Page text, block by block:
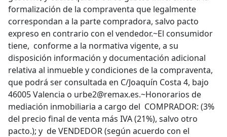
formalización de la compraventa que legalmente
correspondan a la parte compradora, salvo pacto
expreso en contrario con el vendedor.~El consumidor
tiene, conforme a la normativa vigente, a su
disposición información y documentación adicional
relativa al inmueble y condiciones de la compraventa,
que podrá ser consultada en C/Joaquín Costa 4, bajo
46005 Valencia o urbe2@remax.es.~Honorarios de
mediación inmobiliaria a cargo del COMPRADOR: (3%
del precio final de venta más IVA (21%), salvo otro
pacto.); y de VENDEDOR (según acuerdo con el